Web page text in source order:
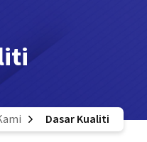
Dasar Kualiti